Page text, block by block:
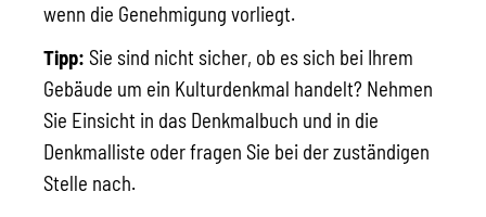
wenn die Genehmigung vorliegt.
Tipp: Sie sind nicht sicher, ob es sich bei Ihrem
Gebäude um ein Kulturdenkmal handelt? Nehmen
Sie Einsicht in das Denkmalbuch und in die
Denkmalliste oder fragen Sie bei der zuständigen
Stelle nach.